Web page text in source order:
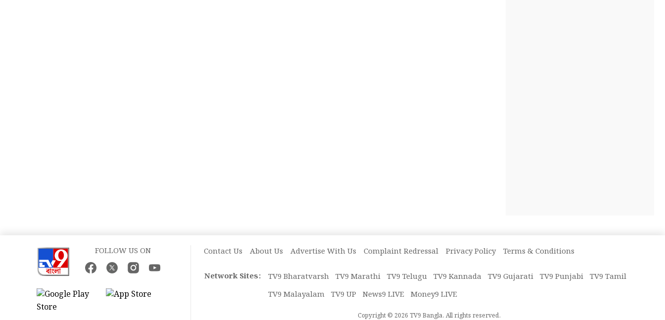
FOLLOW US ON Contact Us About Us Advertise With Us Complaint Redressal Privacy Policy Terms & Conditions
Network Sites: TV9 Bharatvarsh TV9 Marathi TV9 Telugu TV9 Kannada TV9 Gujarati TV9 Punjabi TV9 Tamil
TV9 Malayalam TV9 UP News9 LIVE Money9 LIVE
Copyright © 2026 TV9 Bangla. All rights reserved.